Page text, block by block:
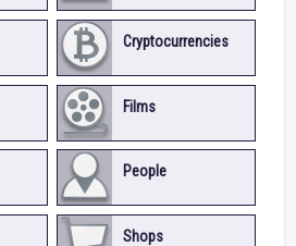
Cryptocurrencies
Films
People
Shops